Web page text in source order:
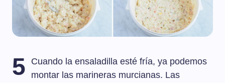
5
Cuando la ensaladilla esté fría, ya podemos
montar las marineras murcianas. Las